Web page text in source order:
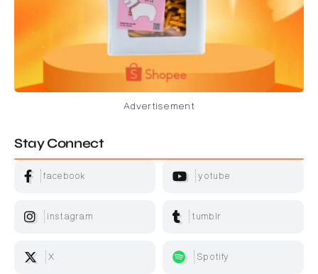
Advertisement
Stay Connect
facebook yotube
instagram tumblr
X Spotify